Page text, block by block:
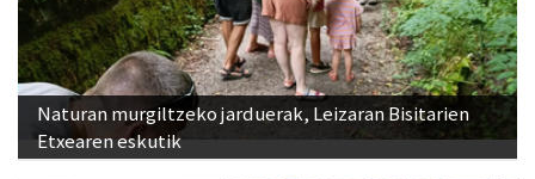
Naturan murgiltzeko jarduerak, Leizaran Bisitarien
Etxearen eskutik